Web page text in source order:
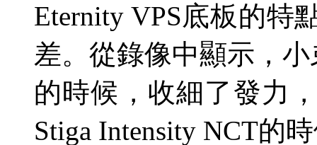
Eternity VPS底板的特
差。從錄像中顯示，
的時候，收細了發力
Stiga Intensity NCT的